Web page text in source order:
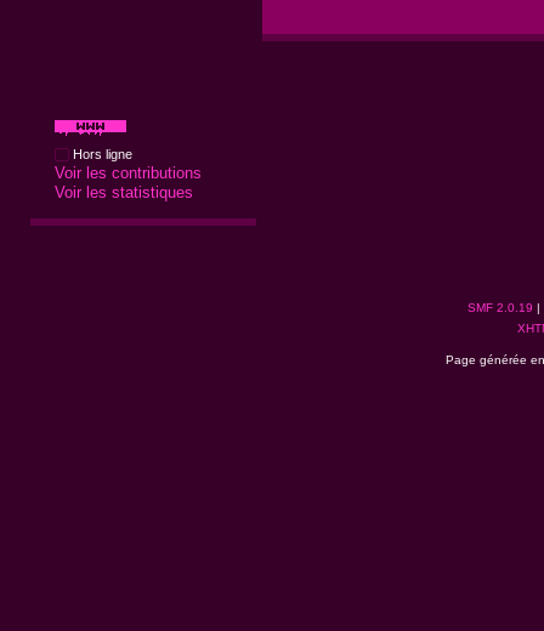
Hors ligne
Voir les contributions
Voir les statistiques
SMF 2.0.19 |
Page générée